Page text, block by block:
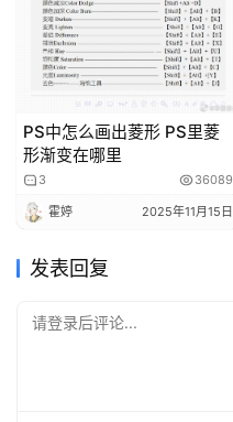
PS中怎么画出菱形 PS里菱
形渐变在哪里
3 36089
霍婷 2025年11月15日
发表回复
请登录后评论...